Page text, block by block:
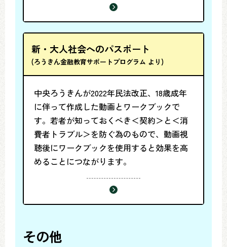
新・大人社会へのパスポート
(ろうきん金融教育サポートプログラム より)
中央ろうきんが2022年民法改正、18歳成年
に伴って作成した動画とワークブックで
す。若者が知っておくべき＜契約＞と＜消
費者トラブル＞を防ぐ為のもので、動画視
聴後にワークブックを使用すると効果を高
めることにつながります。
その他